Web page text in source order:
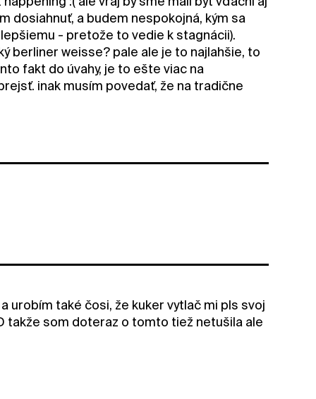
dosiahnuť, a budem nespokojná, kým sa
- pretože to vedie k stagnácii).
berliner weisse? pale ale je to najlahšie, to
fakt do úvahy, je to ešte viac na
inak musím povedať, že na tradične
urobím také čosi, že kuker vytlač mi pls svoj
takže som doteraz o tomto tiež netušila ale